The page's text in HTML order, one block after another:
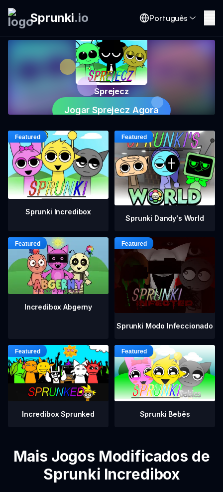
Sprunki.io Português
Sprejecz
Jogar Sprejecz Agora
Sprunki Incredibox
Sprunki Dandy's World
Incredibox Abgerny
Sprunki Modo Infeccionado
Incredibox Sprunked Sprunki Bebês
Mais Jogos Modificados de
Sprunki Incredibox